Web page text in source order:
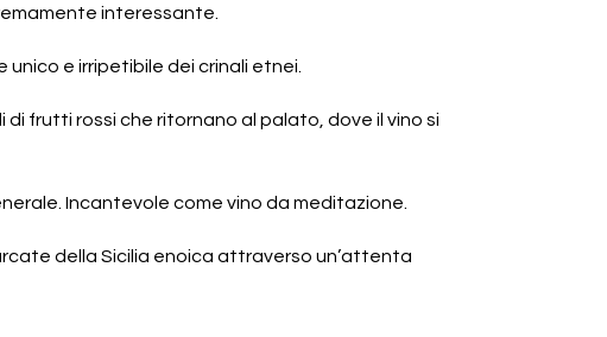
interessante.
e irripetibile dei crinali etnei.
frutti rossi che ritornano al palato, dove il vino si
Incantevole come vino da meditazione.
della Sicilia enoica attraverso un’attenta